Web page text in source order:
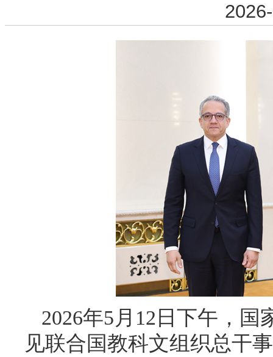
2026年5月12日下午，
见联合国教科文组织总干